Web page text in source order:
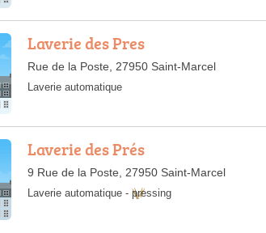
Laverie des Pres
Rue de la Poste, 27950 Saint-Marcel
Laverie automatique
Laverie des Prés
9 Rue de la Poste, 27950 Saint-Marcel
Laverie automatique - pressing